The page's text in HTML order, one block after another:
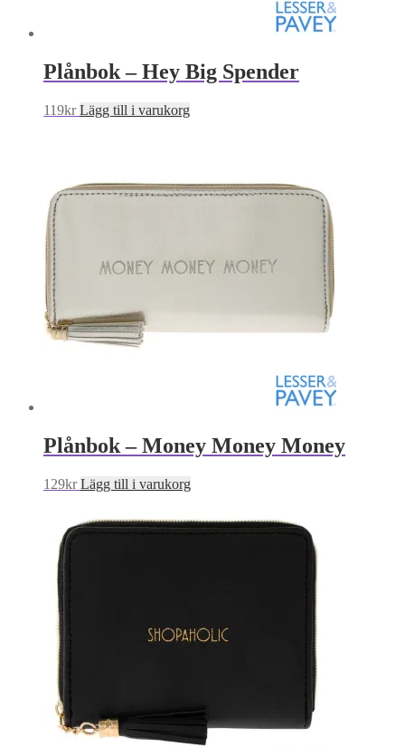
Plånbok – Hey Big Spender
119kr Lägg till i varukorg
Plånbok – Money Money Money
129kr Lägg till i varukorg